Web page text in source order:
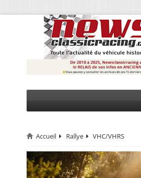
CIRCUIT
RALLYE
Accueil Rallye VHC/VHRS